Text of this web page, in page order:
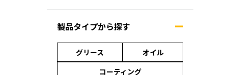
製品タイプから探す
グリース
オイル
コーティング